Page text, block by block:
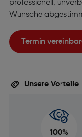
professionell,
Wünsche
Termin
Unsere Vorteile
100%